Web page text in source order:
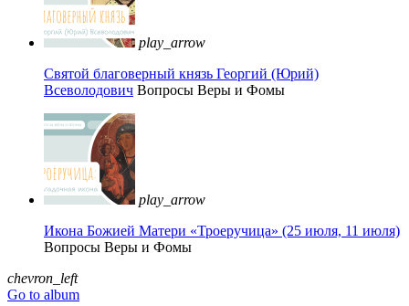
play_arrow
Святой благоверный князь Георгий (Юрий)
Всеволодович Вопросы Веры и Фомы
play_arrow
Икона Божией Матери «Троеручица» (25 июля, 11 июля)
Вопросы Веры и Фомы
chevron_left
Go to album